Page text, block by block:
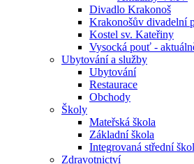
Divadlo Krakonoš
Krakonošův divadelní
Kostel sv. Kateřiny
Vysocká pouť -
Ubytování a služby
Ubytování
Restaurace
Obchody
Školy
Mateřská škola
Základní škola
Integrovaná střední
Zdravotnictví